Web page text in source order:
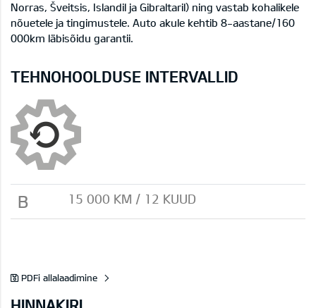
Norras, Šveitsis, Islandil ja Gibraltaril) ning vastab kohalikele
nõuetele ja tingimustele. Auto akule kehtib 8-aastane/160
000km läbisõidu garantii.
TEHNOHOOLDUSE INTERVALLID
B 15 000 KM / 12 KUUD
PDFi allalaadimine